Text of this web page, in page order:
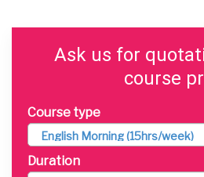
Ask us for
course
Course type
Duration